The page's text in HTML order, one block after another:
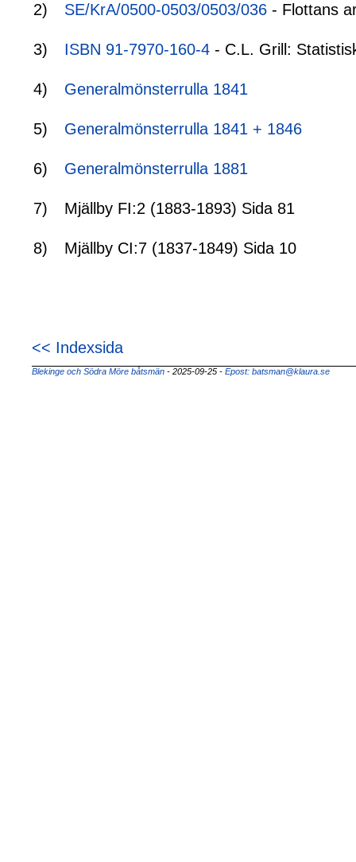
2) SE/KrA/0500-0503/0503/036 - Flottans
3) ISBN 91-7970-160-4 - C.L. Grill:
4) Generalmönsterrulla 1841
5) Generalmönsterrulla 1841 + 1846
6) Generalmönsterrulla 1881
7) Mjällby FI:2 (1883-1893) Sida 81
8) Mjällby CI:7 (1837-1849) Sida 10
<< Indexsida
Blekinge och Södra Möre båtsmän - 2025-09-25 - Epost: batsman@klaura.se